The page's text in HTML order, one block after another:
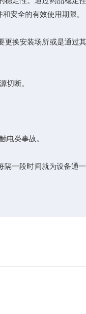
安全的有效使用期限。
换安装场所或是通过
切断。
电类事故。
一段时间就为设备通